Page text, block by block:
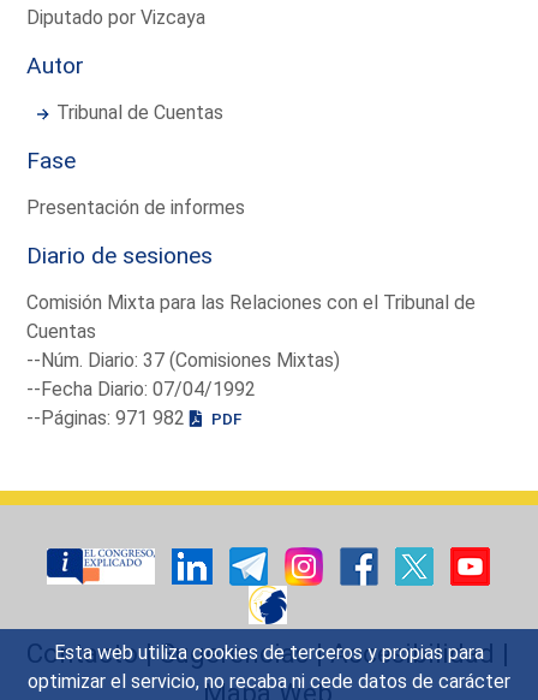
Esta web utiliza cookies de terceros y propias para
optimizar el servicio, no recaba ni cede datos de carácter
Diputado por Vizcaya
Autor
Tribunal de Cuentas
Fase
Presentación de informes
Diario de sesiones
Comisión Mixta para las Relaciones con el Tribunal de
Cuentas
--Núm. Diario: 37 (Comisiones Mixtas)
--Fecha Diario: 07/04/1992
--Páginas: 971 982
PDF
Contacto|Sugerencias|Accesibilidad |
Mapa Web